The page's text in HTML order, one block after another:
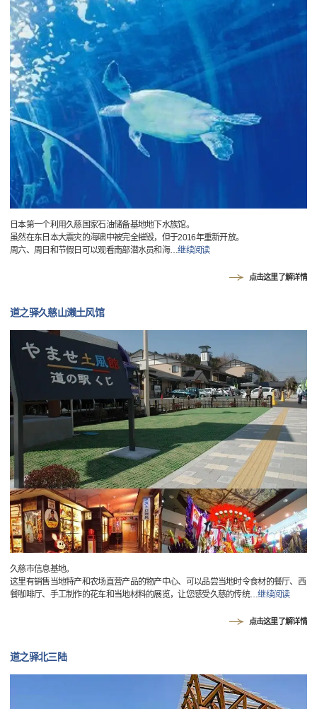
日本第一个利用久慈国家石油储备基地地下水族馆。
虽然在东日本大震灾的海啸中被完全摧毁，但于2016年重新开放。
周六、周日和节假日可以观看南部潜水员和海…继续阅读
点击这里了解详情
道之驿久慈山濑土风馆
久慈市信息基地。
这里有销售当地特产和农场直营产品的物产中心、可以品尝当地时令食材的餐厅、西
餐咖啡厅、手工制作的花车和当地材料的展览，让您感受久慈的传统…继续阅读
点击这里了解详情
道之驿北三陆